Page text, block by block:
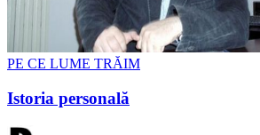
PE CE LUME TRĂIM
Istoria personală